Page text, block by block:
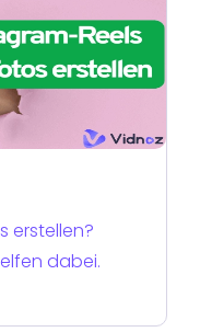
erstellen?
dabei.